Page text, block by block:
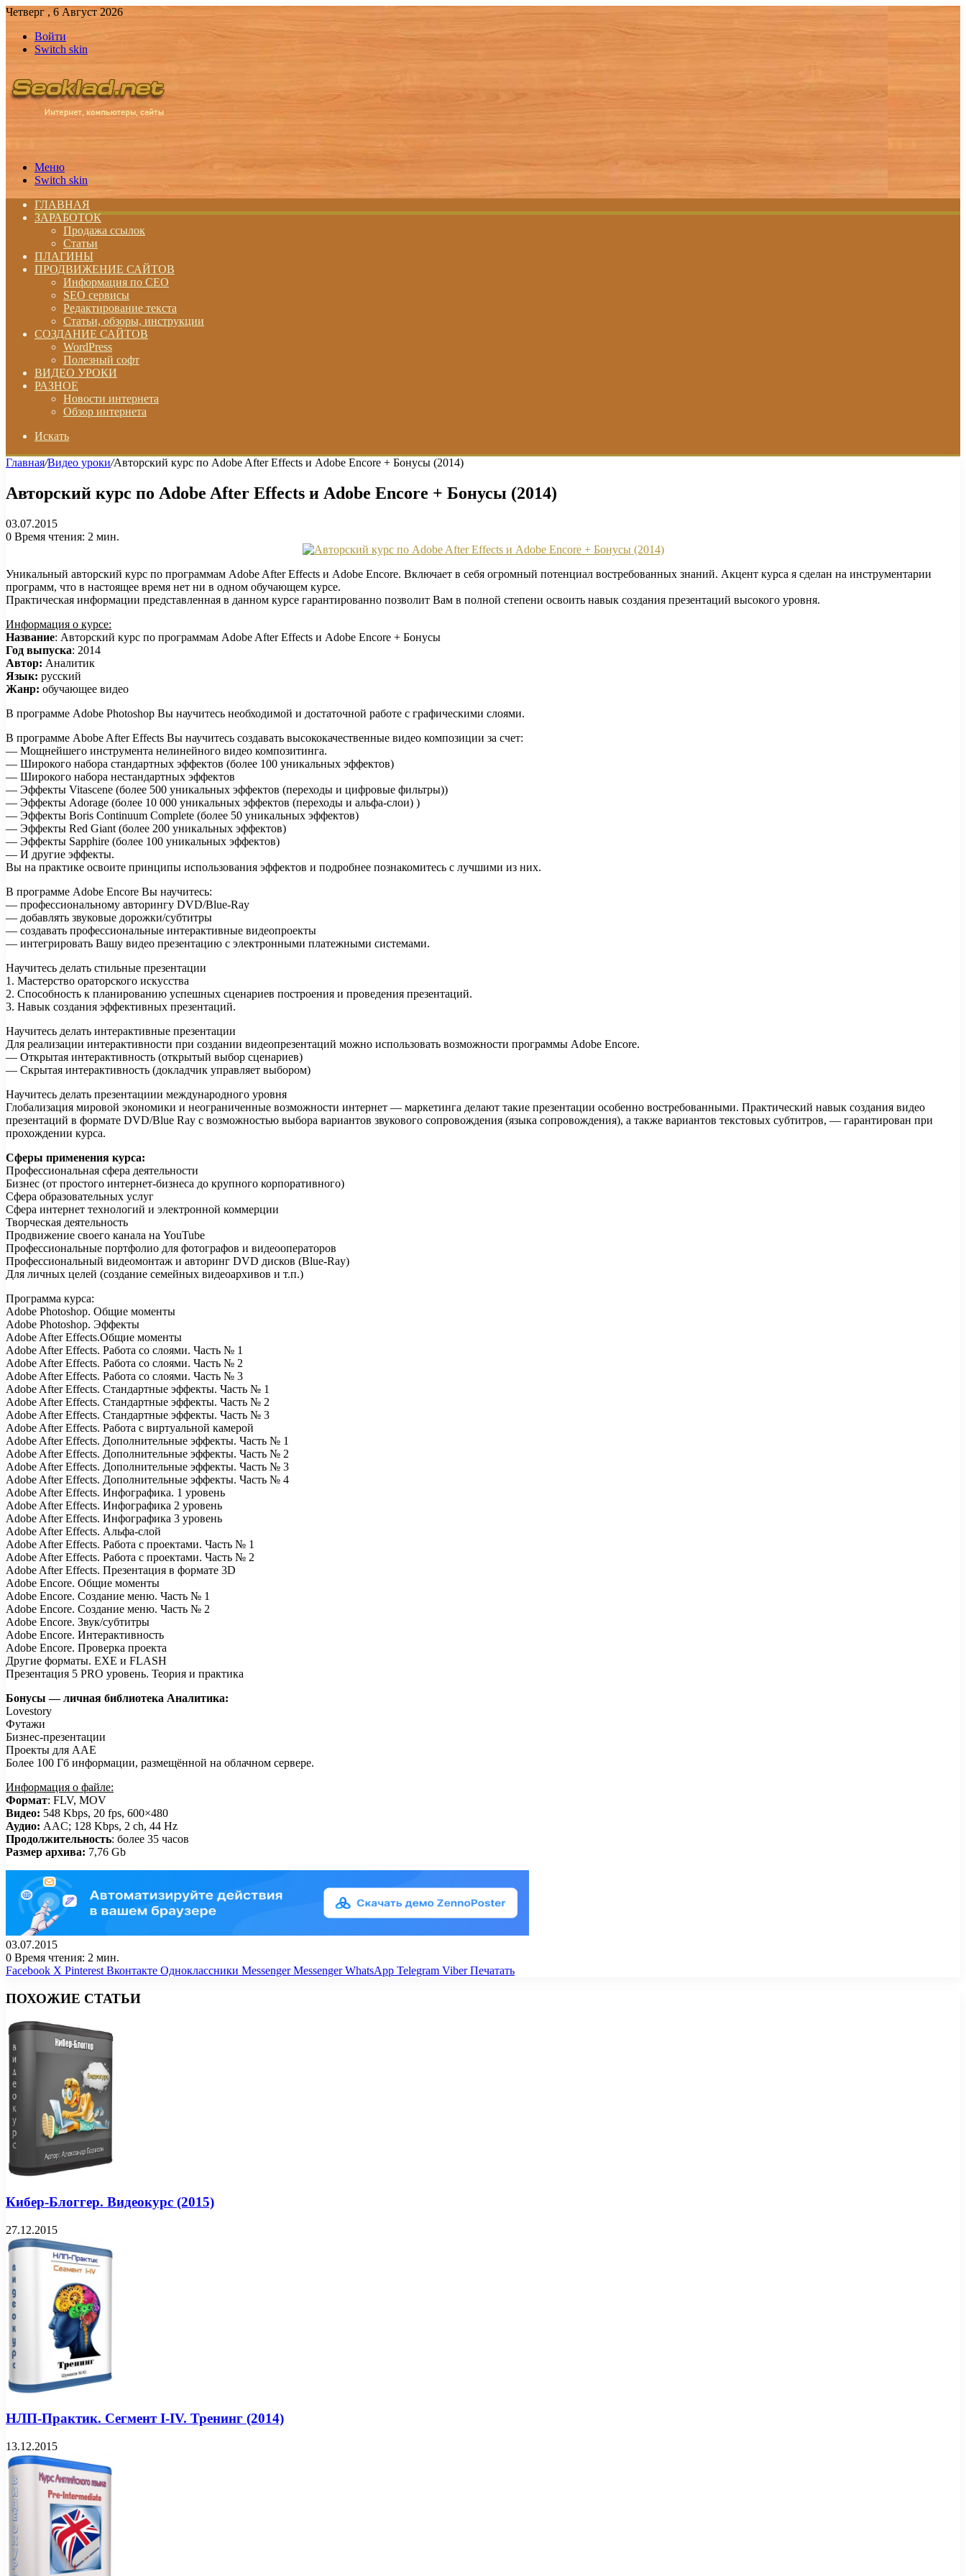
Четверг , 6 Август 2026
Войти
Switch skin
Меню
Switch skin
ГЛАВНАЯ
ЗАРАБОТОК
Продажа ссылок
Статьи
ПЛАГИНЫ
ПРОДВИЖЕНИЕ САЙТОВ
Информация по СЕО
SEO сервисы
Редактирование текста
Статьи, обзоры, инструкции
СОЗДАНИЕ САЙТОВ
WordPress
Полезный софт
ВИДЕО УРОКИ
РАЗНОЕ
Новости интернета
Обзор интернета
Искать
Главная/Видео уроки/Авторский курс по Adobe After Effects и Adobe Encore + Бонусы (2014)
Авторский курс по Adobe After Effects и Adobe Encore + Бонусы (2014)
03.07.2015
0 Время чтения: 2 мин.
Уникальный авторский курс по программам Adobe After Effects и Adobe Encore. Включает в себя огромный потенциал востребованных знаний. Акцент курса я сделан на инструментарии
программ, что в настоящее время нет ни в одном обучающем курсе.
Практическая информации представленная в данном курсе гарантированно позволит Вам в полной степени освоить навык создания презентаций высокого уровня.
Информация о курсе:
Название: Авторский курс по программам Adobe After Effects и Adobe Encore + Бонусы
Год выпуска: 2014
Автор: Аналитик
Язык: русский
Жанр: обучающее видео
В программе Adobe Photoshop Вы научитесь необходимой и достаточной работе с графическими слоями.
В программе Abobe After Effects Вы научитесь создавать высококачественные видео композиции за счет:
— Мощнейшего инструмента нелинейного видео композитинга.
— Широкого набора стандартных эффектов (более 100 уникальных эффектов)
— Широкого набора нестандартных эффектов
— Эффекты Vitascene (более 500 уникальных эффектов (переходы и цифровые фильтры))
— Эффекты Adorage (более 10 000 уникальных эффектов (переходы и альфа-слои) )
— Эффекты Boris Continuum Complete (более 50 уникальных эффектов)
— Эффекты Red Giant (более 200 уникальных эффектов)
— Эффекты Sapphire (более 100 уникальных эффектов)
— И другие эффекты.
Вы на практике освоите принципы использования эффектов и подробнее познакомитесь с лучшими из них.
В программе Adobe Encore Вы научитесь:
— профессиональному авторингу DVD/Blue-Ray
— добавлять звуковые дорожки/субтитры
— создавать профессиональные интерактивные видеопроекты
— интегрировать Вашу видео презентацию с электронными платежными системами.
Научитесь делать стильные презентации
1. Мастерство ораторского искусства
2. Способность к планированию успешных сценариев построения и проведения презентаций.
3. Навык создания эффективных презентаций.
Научитесь делать интерактивные презентации
Для реализации интерактивности при создании видеопрезентаций можно использовать возможности программы Adobe Encore.
— Открытая интерактивность (открытый выбор сценариев)
— Скрытая интерактивность (докладчик управляет выбором)
Научитесь делать презентациии международного уровня
Глобализация мировой экономики и неограниченные возможности интернет — маркетинга делают такие презентации особенно востребованными. Практический навык создания видео
презентаций в формате DVD/Blue Ray с возможностью выбора вариантов звукового сопровождения (языка сопровождения), а также вариантов текстовых субтитров, — гарантирован при
прохождении курса.
Сферы применения курса:
Профессиональная сфера деятельности
Бизнес (от простого интернет-бизнеса до крупного корпоративного)
Сфера образовательных услуг
Сфера интернет технологий и электронной коммерции
Творческая деятельность
Продвижение своего канала на YouTube
Профессиональные портфолио для фотографов и видеооператоров
Профессиональный видеомонтаж и авторинг DVD дисков (Blue-Ray)
Для личных целей (создание семейных видеоархивов и т.п.)
Программа курса:
Adobe Photoshop. Общие моменты
Adobe Photoshop. Эффекты
Adobe After Effects.Общие моменты
Adobe After Effects. Работа со слоями. Часть № 1
Adobe After Effects. Работа со слоями. Часть № 2
Adobe After Effects. Работа со слоями. Часть № 3
Adobe After Effects. Стандартные эффекты. Часть № 1
Adobe After Effects. Стандартные эффекты. Часть № 2
Adobe After Effects. Стандартные эффекты. Часть № 3
Adobe After Effects. Работа с виртуальной камерой
Adobe After Effects. Дополнительные эффекты. Часть № 1
Adobe After Effects. Дополнительные эффекты. Часть № 2
Adobe After Effects. Дополнительные эффекты. Часть № 3
Adobe After Effects. Дополнительные эффекты. Часть № 4
Adobe After Effects. Инфографика. 1 уровень
Adobe After Effects. Инфографика 2 уровень
Adobe After Effects. Инфографика 3 уровень
Adobe After Effects. Альфа-слой
Adobe After Effects. Работа с проектами. Часть № 1
Adobe After Effects. Работа с проектами. Часть № 2
Adobe After Effects. Презентация в формате 3D
Adobe Encore. Общие моменты
Adobe Encore. Создание меню. Часть № 1
Adobe Encore. Создание меню. Часть № 2
Adobe Encore. Звук/субтитры
Adobe Encore. Интерактивность
Adobe Encore. Проверка проекта
Другие форматы. EXE и FLASH
Презентация 5 PRO уровень. Теория и практика
Бонусы — личная библиотека Аналитика:
Lovestory
Футажи
Бизнес-презентации
Проекты для AAE
Более 100 Гб информации, размещённой на облачном сервере.
Информация о файле:
Формат: FLV, MOV
Видео: 548 Kbps, 20 fps, 600×480
Аудио: AAC; 128 Kbps, 2 ch, 44 Hz
Продолжительность: более 35 часов
Размер архива: 7,76 Gb
03.07.2015
0 Время чтения: 2 мин.
Facebook X Pinterest Вконтакте Одноклассники Messenger Messenger WhatsApp Telegram Viber Печатать
ПОХОЖИЕ СТАТЬИ
Кибер-Блоггер. Видеокурс (2015)
27.12.2015
НЛП-Практик. Сегмент I-IV. Тренинг (2014)
13.12.2015